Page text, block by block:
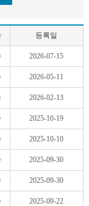
등록일
2026-07-15
2026-05-11
2026-02-13
2025-10-19
2025-10-10
2025-09-30
2025-09-30
2025-09-22